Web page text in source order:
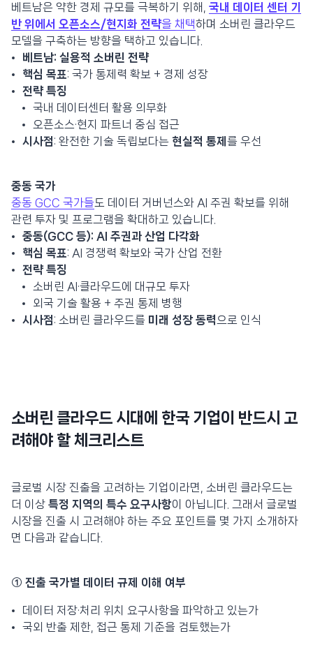
베트남은 약한 경제 규모를 극복하기 위해, 국내 데이터 센터 기
반 위에서 오픈소스/현지화 전략을 채택하며 소버린 클라우드
모델을 구축하는 방향을 택하고 있습니다.
베트남: 실용적 소버린 전략
핵심 목표: 국가 통제력 확보 + 경제 성장
전략 특징
국내 데이터센터 활용 의무화
오픈소스·현지 파트너 중심 접근
시사점: 완전한 기술 독립보다는 현실적 통제 를 우선
중동 국가
중동 GCC 국가들도 데이터 거버넌스와 AI 주권 확보를 위해
관련 투자 및 프로그램을 확대하고 있습니다.
중동(GCC 등): AI 주권과 산업 다각화
핵심 목표: AI 경쟁력 확보와 국가 산업 전환
전략 특징
소버린 AI·클라우드에 대규모 투자
외국 기술 활용 + 주권 통제 병행
시사점: 소버린 클라우드를 미래 성장 동력 으로 인식
소버린 클라우드 시대에 한국 기업이 반드시 고
려해야 할 체크리스트
글로벌 시장 진출을 고려하는 기업이라면, 소버린 클라우드는
더 이상 특정 지역의 특수 요구사항이 아닙니다. 그래서 글로벌
시장을 진출 시 고려해야 하는 주요 포인트를 몇 가지 소개하자
면 다음과 같습니다.
① 진출 국가별 데이터 규제 이해 여부
데이터 저장·처리 위치 요구사항을 파악하고 있는가
국외 반출 제한, 접근 통제 기준을 검토했는가